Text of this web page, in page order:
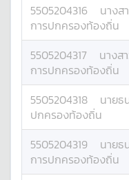
5505204316 นางส
การปกครองท้องถิ่น
5505204317 นางส
การปกครองท้องถิ่น
5505204318 นายธ
ปกครองท้องถิ่น
5505204319 นายธ
การปกครองท้องถิ่น